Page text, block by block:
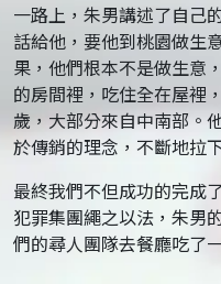
一路上，朱男講述了自己
話給他，要他到桃園做生
果，他們根本不是做生意
的房間裡，吃住全在屋裡
歲，大部分來自中南部。
於傳銷的理念，不斷地拉
最終我們不但成功的完成
犯罪集團繩之以法，朱男
們的尋人團隊去餐廳吃了